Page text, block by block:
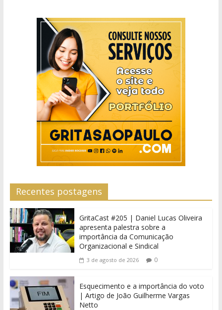
Recentes postagens
GritaCast #205 | Daniel Lucas Oliveira
apresenta palestra sobre a
importância da Comunicação
Organizacional e Sindical
3 de agosto de 2026 0
Esquecimento e a importância do voto
| Artigo de João Guilherme Vargas
Netto